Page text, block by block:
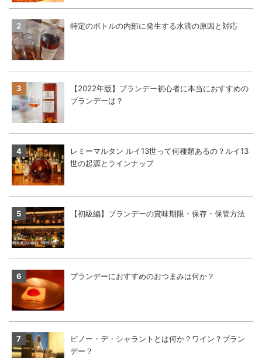
特定のボトルの内部に発生する水滴の原因と対応
【2022年版】ブランデー初心者に本当におすすめの
ブランデーは？
レミーマルタン ルイ13世って何種類あるの？ルイ13
世の起源とラインナップ
【初級編】ブランデーの賞味期限・保存・保管方法
ブランデーにおすすめのおつまみは何か？
ピノー・デ・シャラントとは何か？ワイン？ブラン
デー？